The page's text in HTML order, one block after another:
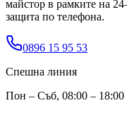
майстор в рамките на
защита по телефона.
0896 15 95 53
Спешна линия
Пон – Съб, 08:00 – 18:00